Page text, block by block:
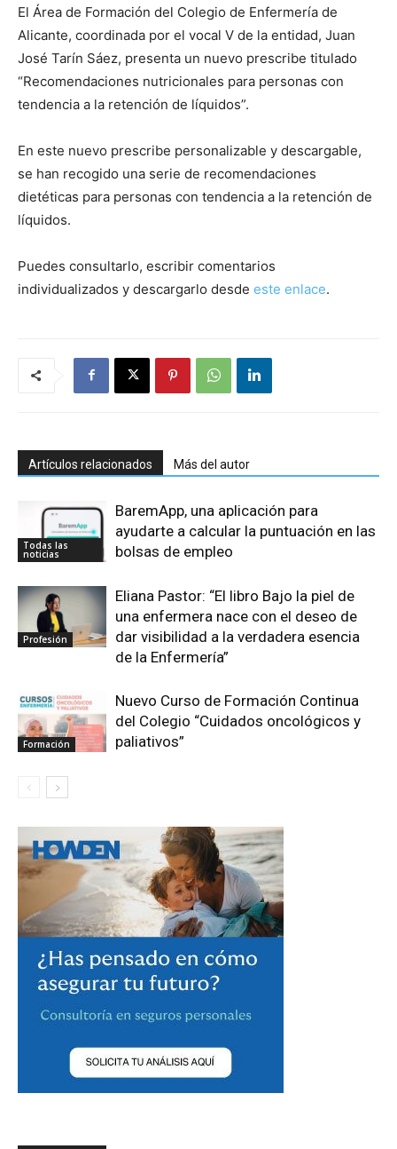
El Área de Formación del Colegio de Enfermería de
Alicante, coordinada por el vocal V de la entidad, Juan
José Tarín Sáez, presenta un nuevo prescribe titulado
“Recomendaciones nutricionales para personas con
tendencia a la retención de líquidos”.
En este nuevo prescribe personalizable y descargable,
se han recogido una serie de recomendaciones
dietéticas para personas con tendencia a la retención de
líquidos.
Puedes consultarlo, escribir comentarios
individualizados y descargarlo desde este enlace.
Artículos relacionados Más del autor
Todas las
noticias
BaremApp, una aplicación para
ayudarte a calcular la puntuación en las
bolsas de empleo
Profesión
Eliana Pastor: “El libro Bajo la piel de
una enfermera nace con el deseo de
dar visibilidad a la verdadera esencia
de la Enfermería”
Formación
Nuevo Curso de Formación Continua
del Colegio “Cuidados oncológicos y
paliativos”